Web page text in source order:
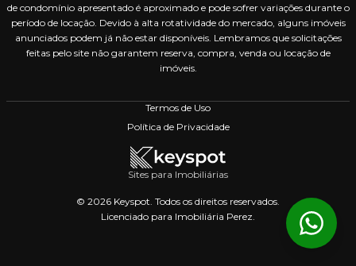
de condomínio apresentado é aproximado e pode sofrer variações durante o
período de locação. Devido à alta rotatividade do mercado, alguns imóveis
anunciados podem já não estar disponíveis. Lembramos que solicitações
feitas pelo site não garantem reserva, compra, venda ou locação de
imóveis.
Termos de Uso
Política de Privacidade
Sites para Imobiliárias
© 2026 Keyspot. Todos os direitos reservados.
Licenciado para Imobiliária Perez.